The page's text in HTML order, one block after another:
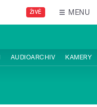
ŽIVĚ MENU
AUDIOARCHIV KAMERY